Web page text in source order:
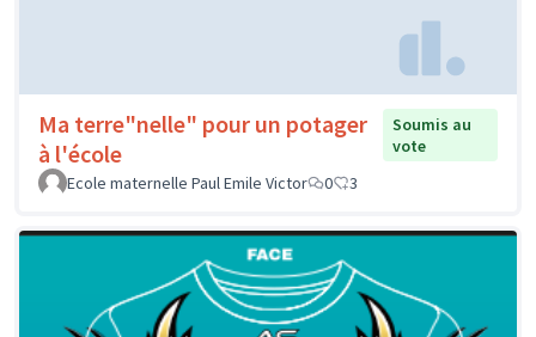
Ma terre"nelle" pour un potager
à l'école
Soumis au
vote
Ecole maternelle Paul Emile Victor
0 3